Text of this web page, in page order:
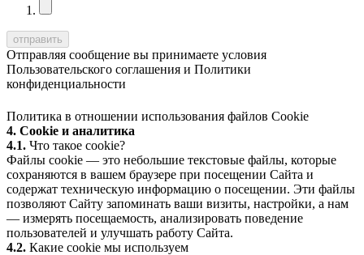
Отправляя сообщение вы принимаете условия
Пользовательского соглашения и Политики
конфиденциальности
Политика в отношении использования файлов Cookie
4. Cookie и аналитика
4.1. Что такое cookie?
Файлы cookie — это небольшие текстовые файлы, которые
сохраняются в вашем браузере при посещении Сайта и
содержат техническую информацию о посещении. Эти файлы
позволяют Сайту запоминать ваши визиты, настройки, а нам
— измерять посещаемость, анализировать поведение
пользователей и улучшать работу Сайта.
4.2. Какие cookie мы используем